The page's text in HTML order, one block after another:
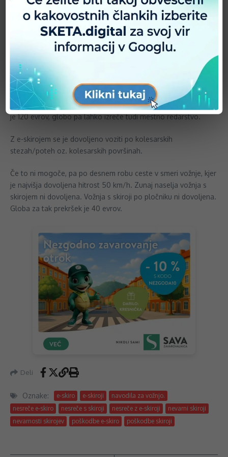
Opremljeni morajo biti s sprednjim žarometom z belo svetlobo,
pozicijsko zadnjo lučjo z rdečo svetlobo ter zavorami. Imeti
morajo tudi odsevnike – tako bočne kot na zadnji strani.
Kolesarska čelada je za osebe do 18. leta starosti med vožnjo
obvezna, za vse ostale pa priporočljiva. V krvi ne sme biti
alkohola. Uporaba telefona med vožnjo ni dovoljena. Ker so e-
skiroji neslišni, morajo druge udeležence nase opozoriti z
zvočnim signalom. Zagrožena kazen za neupoštevanje pravil
je 120 evrov, globo pa lahko izreče tudi mestno redarstvo.
Z e-skirojem se je dovoljeno voziti po kolesarskih
stezah/poteh oz. kolesarskih površinah.
Če to ni mogoče, pa po desnem robu ceste v smeri vožnje, kjer
je najvišja dovoljena hitrost 50 km/h. Zunaj naselja vožnja s
skirojem ni dovoljena. Vožnja s skiroji po pločniku ni dovoljena.
Globa za tak prekršek je 40 evrov.
Deli
Oznake: e-skiro e-skiroji
navodila za vožnjo.
nesreče e-skiro
nesreče s skiroji nesreče z e-skiroji
nevarni skiroji
nevarnosti skirojev
poškodbe e-skiro poškodbe skiroji